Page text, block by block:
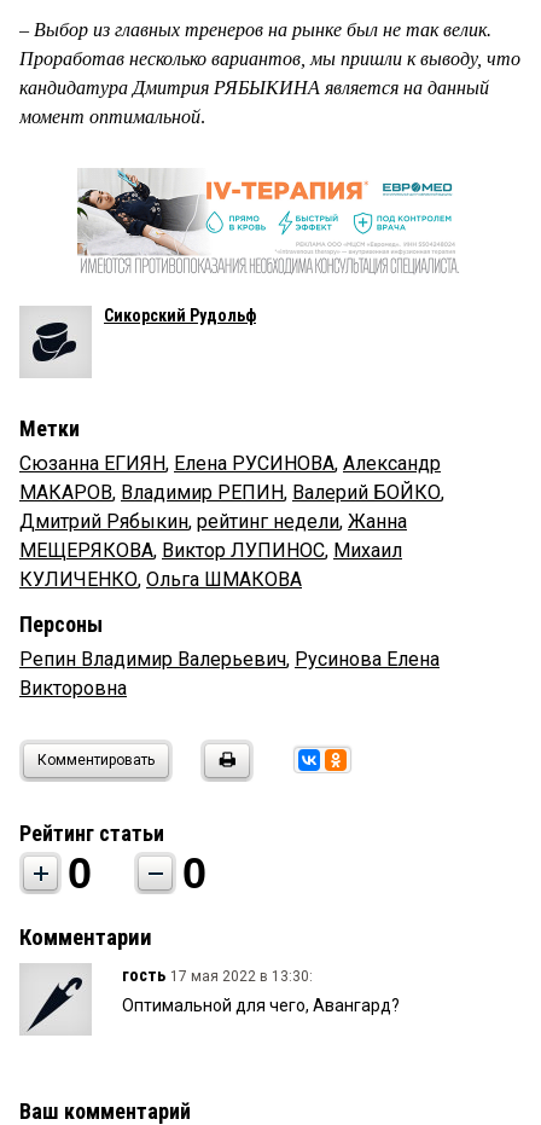
– Выбор из главных тренеров на рынке был не так велик.
Проработав несколько вариантов, мы пришли к выводу, что
кандидатура Дмитрия РЯБЫКИНА является на данный
момент оптимальной.
Сикорский Рудольф
Метки
Сюзанна ЕГИЯН, Елена РУСИНОВА, Александр
МАКАРОВ, Владимир РЕПИН, Валерий БОЙКО,
Дмитрий Рябыкин, рейтинг недели, Жанна
МЕЩЕРЯКОВА, Виктор ЛУПИНОС, Михаил
КУЛИЧЕНКО, Ольга ШМАКОВА
Персоны
Репин Владимир Валерьевич, Русинова Елена
Викторовна
Комментировать
Рейтинг статьи
0 0
Комментарии
гость 17 мая 2022 в 13:30:
Оптимальной для чего, Авангард?
Ваш комментарий